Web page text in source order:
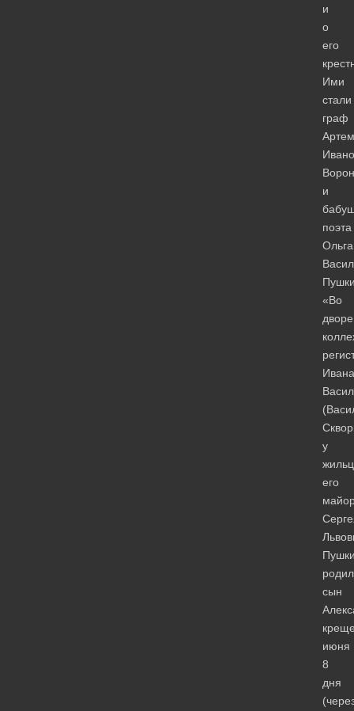
и
о
его
Ими
стали
граф
и
поэта
Ольга
«Во
дворе
Ивана
у
его
сын
июня
8
дня